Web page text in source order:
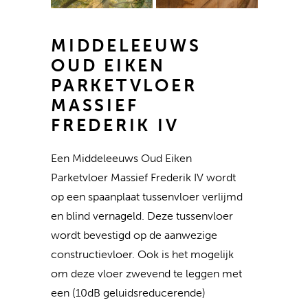
MIDDELEEUWS
OUD EIKEN
PARKETVLOER
MASSIEF
FREDERIK IV
Een Middeleeuws Oud Eiken
Parketvloer Massief Frederik IV wordt
op een spaanplaat tussenvloer verlijmd
en blind vernageld. Deze tussenvloer
wordt bevestigd op de aanwezige
constructievloer. Ook is het mogelijk
om deze vloer zwevend te leggen met
een (10dB geluidsreducerende)